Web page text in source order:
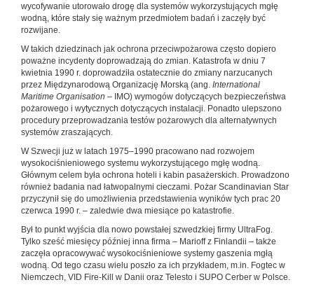
wycofywanie utorowało drogę dla systemów wykorzystujących mgłę
wodną, które stały się ważnym przedmiotem badań i zaczęły być
rozwijane.
W takich dziedzinach jak ochrona przeciwpożarowa często dopiero
poważne incydenty doprowadzają do zmian. Katastrofa w dniu 7
kwietnia 1990 r. doprowadziła ostatecznie do zmiany narzucanych
przez Międzynarodową Organizację Morską (ang. International
Maritime Organisation – IMO) wymogów dotyczących bezpieczeństwa
pożarowego i wytycznych dotyczących instalacji. Ponadto ulepszono
procedury przeprowadzania testów pożarowych dla alternatywnych
systemów zraszających.
W Szwecji już w latach 1975–1990 pracowano nad rozwojem
wysokociśnieniowego systemu wykorzystującego mgłę wodną.
Głównym celem była ochrona hoteli i kabin pasażerskich. Prowadzono
również badania nad łatwopalnymi cieczami. Pożar Scandinavian Star
przyczynił się do umożliwienia przedstawienia wyników tych prac 20
czerwca 1990 r. – zaledwie dwa miesiące po katastrofie.
Był to punkt wyjścia dla nowo powstałej szwedzkiej firmy UltraFog.
Tylko sześć miesięcy później inna firma – Marioff z Finlandii – także
zaczęła opracowywać wysokociśnieniowe systemy gaszenia mgłą
wodną. Od tego czasu wielu poszło za ich przykładem, m.in. Fogtec w
Niemczech, VID Fire-Kill w Danii oraz Telesto i SUPO Cerber w Polsce.